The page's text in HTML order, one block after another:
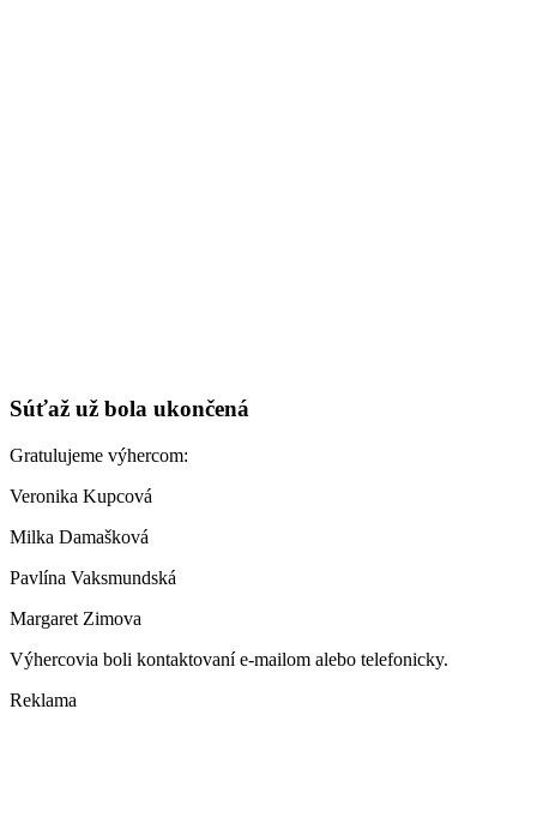
Súťaž už bola ukončená
Gratulujeme výhercom:
Veronika Kupcová
Milka Damašková
Pavlína Vaksmundská
Margaret Zimova
Výhercovia boli kontaktovaní e-mailom alebo telefonicky.
Reklama